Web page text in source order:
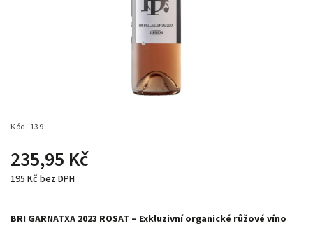
Kód: 139
235,95 Kč
195 Kč bez DPH
BRI GARNATXA 2023 ROSAT – Exkluzivní organické růžové víno